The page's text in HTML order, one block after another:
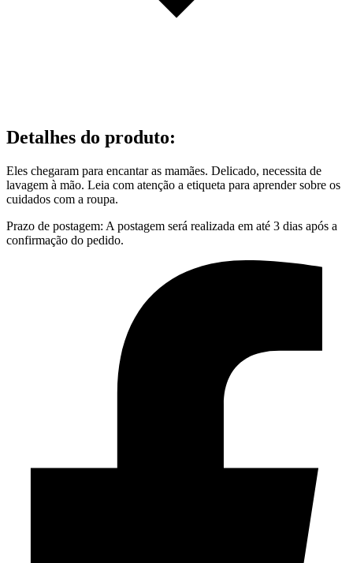
Detalhes do produto:
Eles chegaram para encantar as mamães. Delicado, necessita de
lavagem à mão. Leia com atenção a etiqueta para aprender sobre os
cuidados com a roupa.
Prazo de postagem: A postagem será realizada em até 3 dias após a
confirmação do pedido.